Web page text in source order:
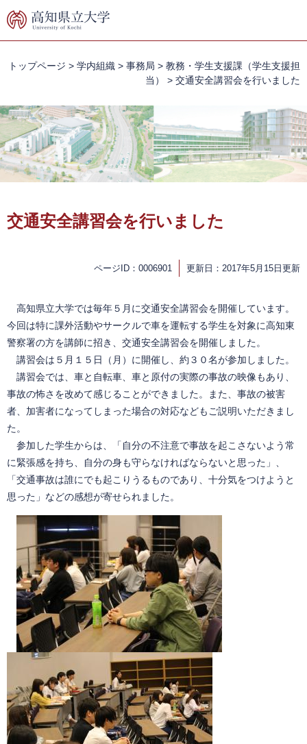
ー
す。
ニ
し
て
本
文
へ
トップページ > 学内組織 > 事務局 > 教務・学生支援課（学生支援担
当）
> 交通安全講習会を行いました
文交通安全講習会を行いました
ページID：0006901 更新日：2017年5月15日更新
高知県立大学では毎年５月に交通安全講習会を開催しています。
今回は特に課外活動やサークルで車を運転する学生を対象に高知東
警察署の方を講師に招き、交通安全講習会を開催しました。
講習会は５月１５日（月）に開催し、約３０名が参加しました。
講習会では、車と自転車、車と原付の実際の事故の映像もあり、
事故の怖さを改めて感じることができました。また、事故の被害
者、加害者になってしまった場合の対応などもご説明いただきまし
た。
参加した学生からは、「自分の不注意で事故を起こさないよう常
に緊張感を持ち、自分の身も守らなければならないと思った」、
「交通事故は誰にでも起こりうるものであり、十分気をつけようと
思った」などの感想が寄せられました。